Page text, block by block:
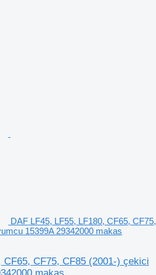
DAF LF45, LF55, LF180, CF65, CF75,
15399A 29342000 makas
CF65, CF75, CF85 (2001-) çekici